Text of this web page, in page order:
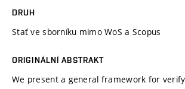
DRUH
Stať ve sborníku mimo WoS a Scopus
ORIGINÁLNÍ ABSTRAKT
We present a general framework for